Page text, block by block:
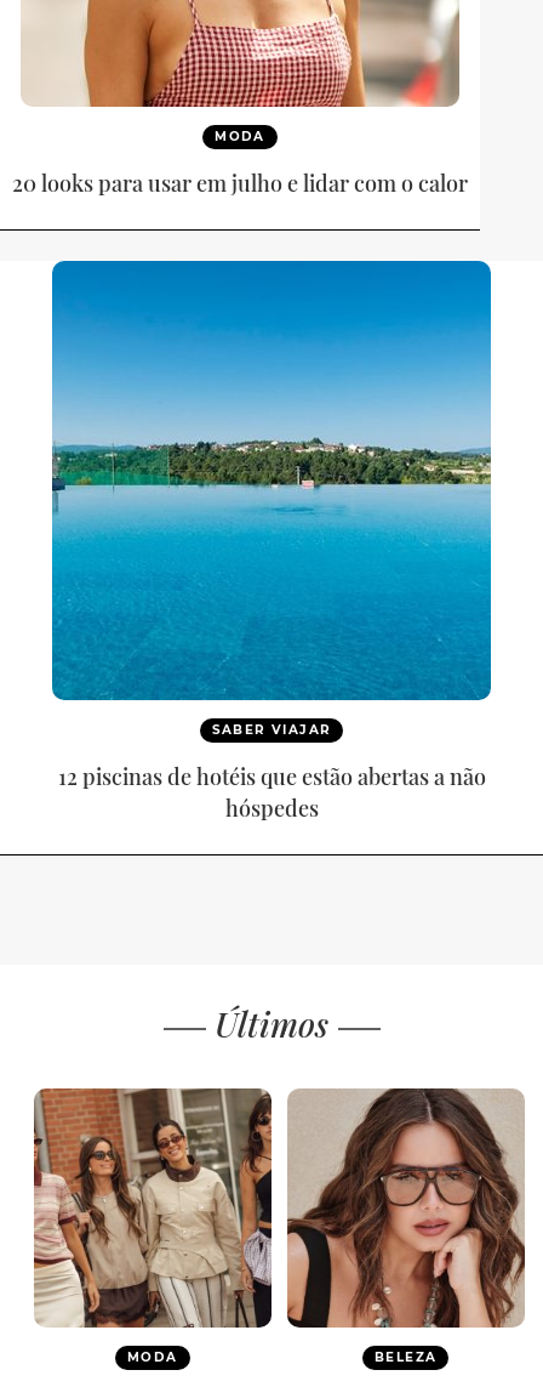
MODA
20 looks para usar em julho e lidar com o calor
SABER VIAJAR
12 piscinas de hotéis que estão abertas a não
hóspedes
Últimos
MODA BELEZA